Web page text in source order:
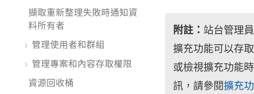
擷取重新整理失敗時通知資
料所有者
管理使用者和群組
管理專案和內容存取權限
資源回收桶
附註： 站台管理
擴充功能可以存
或檢視擴充功能
訊，請參閱擴充